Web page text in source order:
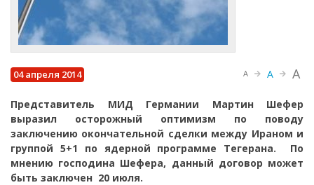
04 апреля 2014 A A A
Представитель МИД Германии Мартин Шефер
выразил осторожный оптимизм по поводу
заключению окончательной сделки между Ираном и
группой 5+1 по ядерной программе Тегерана. По
мнению господина Шефера, данный договор может
быть заключен 20 июля.